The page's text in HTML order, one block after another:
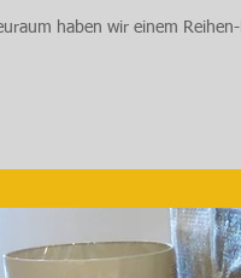
haben wir einem